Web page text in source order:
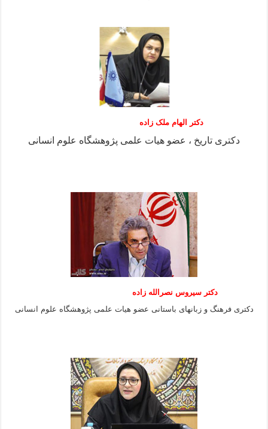
دکتر الهام ملک زاده
دکتری تاریخ ، عضو هیات علمی پژوهشگاه علوم انسانی
دکتر سیروس نصرالله زاده
دکتری فرهنگ و زبانهای باستانی عضو هیات علمی پژوهشگاه علوم انسانی